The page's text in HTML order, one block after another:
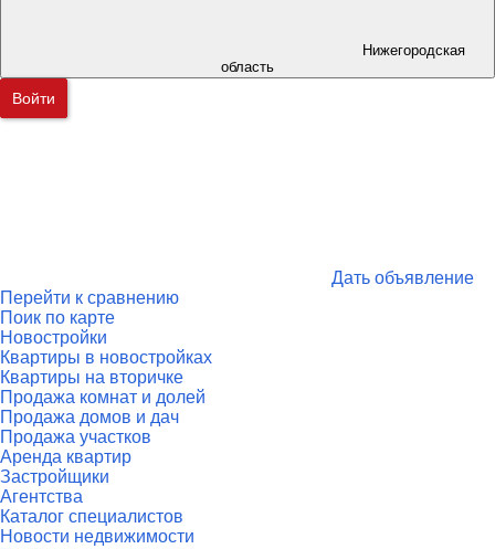
Нижегородская
область
Войти
Дать объявление
Перейти к сравнению
Поик по карте
Новостройки
Квартиры в новостройках
Квартиры на вторичке
Продажа комнат и долей
Продажа домов и дач
Продажа участков
Аренда квартир
Застройщики
Агентства
Каталог специалистов
Новости недвижимости